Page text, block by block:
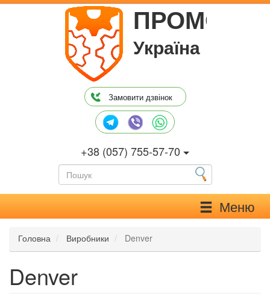
Перейти
ПРОМОЙЛ
Україна
Замовити дзвінок
+38 (057) 755-57-70
Меню
Головна Виробники Denver
Denver
Dropdown